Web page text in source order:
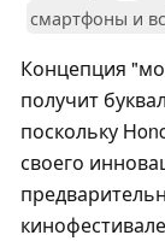
смартфоны и
Концепция
получит
поскольку
своего